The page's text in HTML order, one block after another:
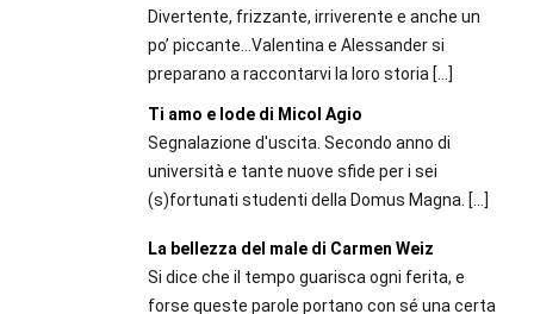
Divertente, frizzante, irriverente e anche un
po’ piccante…Valentina e Alessander si
preparano a raccontarvi la loro storia[…]
Ti amo e lode di Micol Agio
Segnalazione d'uscita. Secondo anno di
università e tante nuove sfide per i sei
(s)fortunati studenti della Domus Magna. […]
La bellezza del male di Carmen Weiz
Si dice che il tempo guarisca ogni ferita, e
forse queste parole portano con sé una certa